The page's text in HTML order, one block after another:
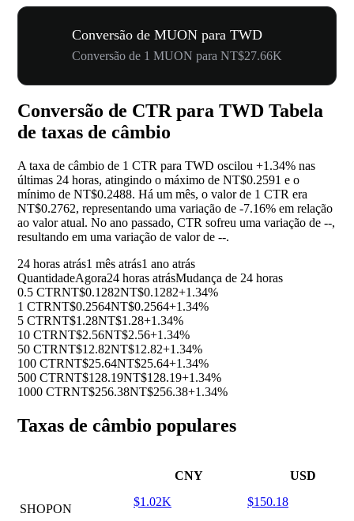
Conversão de MUON para TWD
Conversão de 1 MUON para NT$27.66K
Conversão de CTR para TWD Tabela
de taxas de câmbio
A taxa de câmbio de 1 CTR para TWD oscilou +1.34% nas
últimas 24 horas, atingindo o máximo de NT$0.2591 e o
mínimo de NT$0.2488. Há um mês, o valor de 1 CTR era
NT$0.2762, representando uma variação de -7.16% em relação
ao valor atual. No ano passado, CTR sofreu uma variação de --,
resultando em uma variação de valor de --.
24 horas atrás1 mês atrás1 ano atrás
QuantidadeAgora24 horas atrásMudança de 24 horas
0.5 CTRNT$0.1282NT$0.1282+1.34%
1 CTRNT$0.2564NT$0.2564+1.34%
5 CTRNT$1.28NT$1.28+1.34%
10 CTRNT$2.56NT$2.56+1.34%
50 CTRNT$12.82NT$12.82+1.34%
100 CTRNT$25.64NT$25.64+1.34%
500 CTRNT$128.19NT$128.19+1.34%
1000 CTRNT$256.38NT$256.38+1.34%
Taxas de câmbio populares
CNY USD
SHOPON
$1.02K $150.18